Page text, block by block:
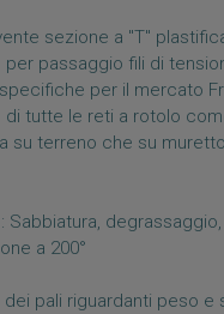
sezione a "T"
passaggio fili di
per il mercato
tutte le reti a rotolo
su terreno che su
degrassaggio,
a 200°
pali riguardanti peso e